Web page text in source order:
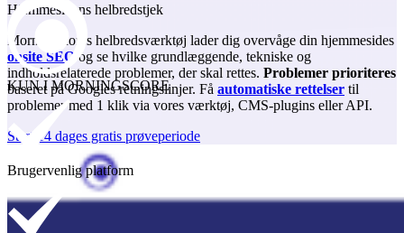
Hjemmesidens helbredstjek
Morningscores helbredsværktøj lader dig overvåge din hjemmesides
onsite SEO og se hvilke grundlæggende, tekniske og
indholdsrelaterede problemer, der skal rettes. Problemer prioriteres
baseret på Googles retningslinjer. Få automatiske rettelser til
problemer med 1 klik via vores værktøj, CMS-plugins eller API.
Start 14 dages gratis prøveperiode
KUN I MORNINGSCORE
Brugervenlig platform